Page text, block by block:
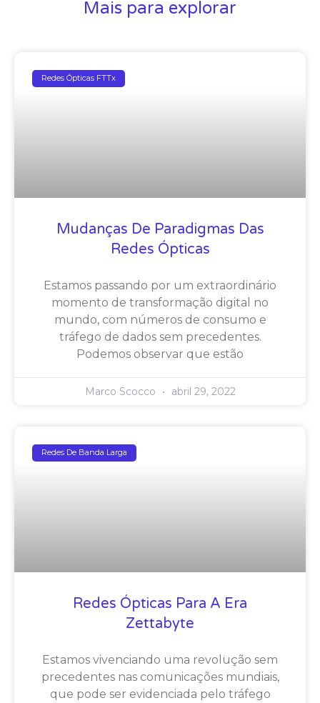
Mais para explorar
Redes Ópticas FTTx
Mudanças De Paradigmas Das
Redes Ópticas
Estamos passando por um extraordinário
momento de transformação digital no
mundo, com números de consumo e
tráfego de dados sem precedentes.
Podemos observar que estão
Marco Scocco abril 29, 2022
Redes De Banda Larga
Redes Ópticas Para A Era
Zettabyte
Estamos vivenciando uma revolução sem
precedentes nas comunicações mundiais,
que pode ser evidenciada pelo tráfego